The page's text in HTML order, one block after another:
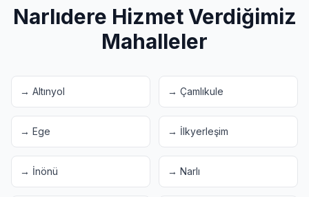
Narlıdere Hizmet Verdiğimiz
Mahalleler
→ Altınyol → Çamlıkule
→ Ege → İlkyerleşim
→ İnönü → Narlı